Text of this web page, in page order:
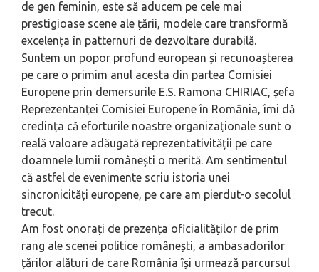
de gen feminin, este să aducem pe cele mai
prestigioase scene ale țării, modele care transformă
excelența în patternuri de dezvoltare durabilă.
Suntem un popor profund european și recunoașterea
pe care o primim anul acesta din partea Comisiei
Europene prin demersurile E.S. Ramona CHIRIAC, șefa
Reprezentanței Comisiei Europene în România, îmi dă
credința că eforturile noastre organizaționale sunt o
reală valoare adăugată reprezentativității pe care
doamnele lumii românești o merită. Am sentimentul
că astfel de evenimente scriu istoria unei
sincronicități europene, pe care am pierdut-o secolul
trecut.
Am fost onorați de prezența oficialităților de prim
rang ale scenei politice românești, a ambasadorilor
țărilor alături de care România își urmează parcursul